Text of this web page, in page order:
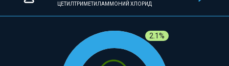
ЦЕТИЛТРИМЕТИЛАММОНИЙ ХЛОРИД
2.1%